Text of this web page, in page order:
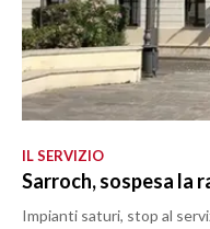
IL SERVIZIO
Sarroch, sospesa la
Impianti saturi, stop al